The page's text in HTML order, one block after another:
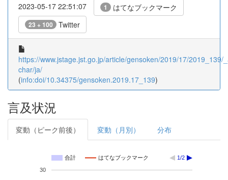
2023-05-17 22:51:07 1 はてなブックマーク
23 + 100 Twitter
https://www.jstage.jst.go.jp/article/gensoken/2019/17/2019_139/
char/ja/
(info:doi/10.34375/gensoken.2019.17_139)
言及状況
変動（ピーク前後） 変動（月別） 分布
合計 はてなブックマーク 1/2
30